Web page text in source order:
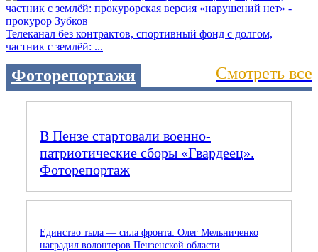
Телеканал без контрактов, спортивный фонд с долгом,
частник с землёй: ...
Фоторепортажи Смотреть все
В Пензе стартовали военно-
патриотические сборы «Гвардеец».
Фоторепортаж
Единство тыла — сила фронта: Олег Мельниченко
наградил волонтеров Пензенской области